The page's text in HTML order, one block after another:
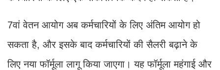
7वां वेतन आयोग अब कर्मचारियों के लिए अंतिम आयोग हो
सकता है, और इसके बाद कर्मचारियों की सैलरी बढ़ाने के
लिए नया फॉर्मूला लागू किया जाएगा। यह फॉर्मूला महंगाई और